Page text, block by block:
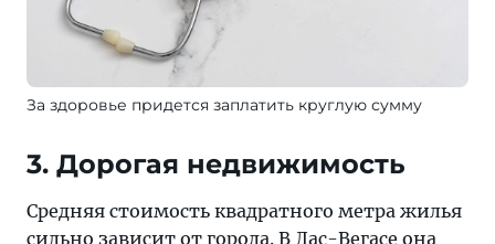
За здоровье придется заплатить круглую сумму
3. Дорогая недвижимость
Средняя стоимость квадратного метра жилья
сильно зависит от города. В Лас-Вегасе она